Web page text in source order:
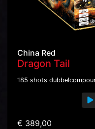
China Red
Dragon Tail
185 shots
€ 389,00